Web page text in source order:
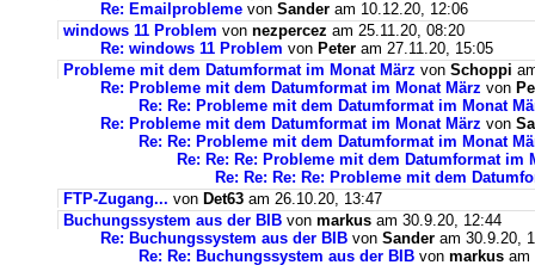
Re: Emailprobleme von Sander am 10.12.20, 12:06
windows 11 Problem von nezpercez am 25.11.20, 08:20
Re: windows 11 Problem von Peter am 27.11.20, 15:05
Probleme mit dem Datumformat im Monat März von Schoppi
Re: Probleme mit dem Datumformat im Monat März von
Re: Re: Probleme mit dem Datumformat im Monat
Re: Probleme mit dem Datumformat im Monat März von
Re: Re: Probleme mit dem Datumformat im Monat
Re: Re: Re: Probleme mit dem Datumformat im
Re: Re: Re: Re: Probleme mit dem
FTP-Zugang... von Det63 am 26.10.20, 13:47
Buchungssystem aus der BIB von markus am 30.9.20, 12:44
Re: Buchungssystem aus der BIB von Sander am 30.9.20,
Re: Re: Buchungssystem aus der BIB von markus am